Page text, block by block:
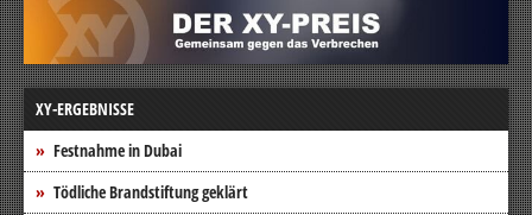
XY-ERGEBNISSE
Festnahme in Dubai
Tödliche Brandstiftung geklärt